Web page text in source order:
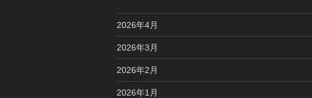
2026年4月
2026年3月
2026年2月
2026年1月